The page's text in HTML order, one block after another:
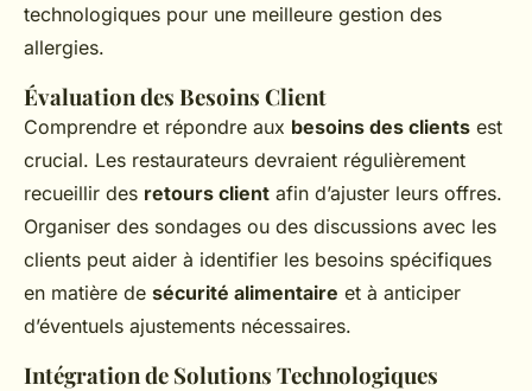
technologiques pour une meilleure gestion des
allergies.
Évaluation des Besoins Client
Comprendre et répondre aux besoins des clients est
crucial. Les restaurateurs devraient régulièrement
recueillir des retours client afin d’ajuster leurs offres.
Organiser des sondages ou des discussions avec les
clients peut aider à identifier les besoins spécifiques
en matière de sécurité alimentaire et à anticiper
d’éventuels ajustements nécessaires.
Intégration de Solutions Technologiques